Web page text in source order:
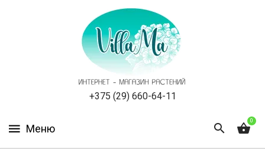
+375 (29) 660-64-11
0
НОВОСТИ,
АКЦИИ